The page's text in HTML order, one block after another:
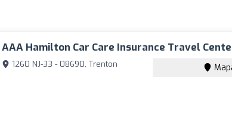
AAA Hamilton Car Care Insurance Travel
1260 NJ-33 - 08690, Trenton